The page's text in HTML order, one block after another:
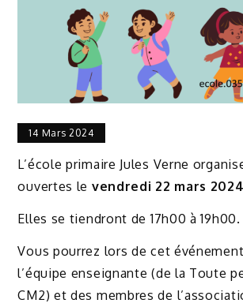
14 Mars 2024
L’école primaire Jules Verne
ouvertes le vendredi 22 mars 2024
Elles se tiendront de 17h00 à 19h00.
Vous pourrez lors de cet
l’équipe enseignante (de la Toute
CM2) et des membres de